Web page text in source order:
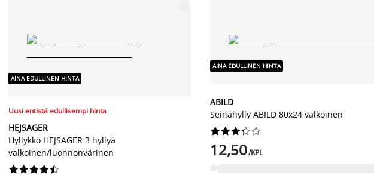
AINA EDULLINEN HINTA
Uusi entistä edullisempi hinta
HEJSAGER
Hyllykkö HEJSAGER 3 hyllyä
valkoinen/luonnonvärinen






AINA EDULLINEN HINTA
ABILD
Seinähylly ABILD 80x24 valkoinen






12,50/KPL